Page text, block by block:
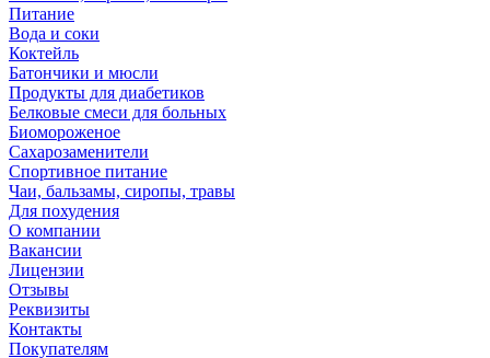
Питание
Вода и соки
Коктейль
Батончики и мюсли
Продукты для диабетиков
Белковые смеси для больных
Биомороженое
Сахарозаменители
Спортивное питание
Чаи, бальзамы, сиропы, травы
Для похудения
О компании
Вакансии
Лицензии
Отзывы
Реквизиты
Контакты
Покупателям